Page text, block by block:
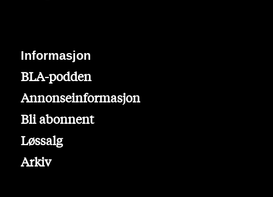
Informasjon
BLA-podden
Annonseinformasjon
Bli abonnent
Løssalg
Arkiv